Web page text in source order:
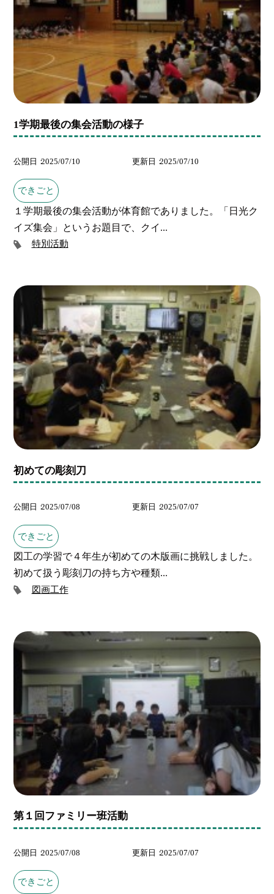
1学期最後の集会活動の様子
公開日 2025/07/10 更新日 2025/07/10
できごと
１学期最後の集会活動が体育館でありました。「日光ク
イズ集会」というお題目で、クイ...
特別活動
初めての彫刻刀
公開日 2025/07/08 更新日 2025/07/07
できごと
図工の学習で４年生が初めての木版画に挑戦しました。
初めて扱う彫刻刀の持ち方や種類...
図画工作
第１回ファミリー班活動
公開日 2025/07/08 更新日 2025/07/07
できごと